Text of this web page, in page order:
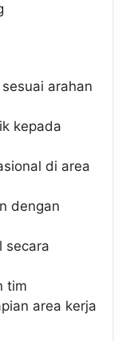
arahan
kepada
di area
dengan
secara
tim
area kerja